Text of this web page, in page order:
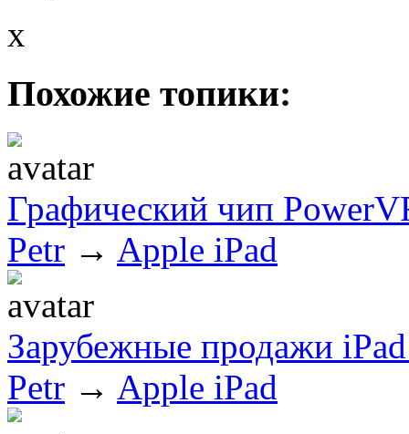
x
Похожие топики:
Графический чип
Petr → Apple iPad
Зарубежные продажи iPad
Petr → Apple iPad